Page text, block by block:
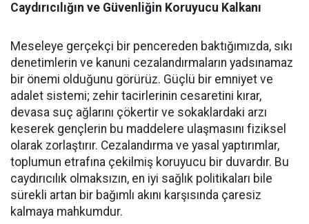
Caydırıcılığın ve Güvenliğin Koruyucu Kalkanı
​Meseleye gerçekçi bir pencereden baktığımızda, sıkı
denetimlerin ve kanuni cezalandırmaların yadsınamaz
bir önemi olduğunu görürüz. Güçlü bir emniyet ve
adalet sistemi; zehir tacirlerinin cesaretini kırar,
devasa suç ağlarını çökertir ve sokaklardaki arzı
keserek gençlerin bu maddelere ulaşmasını fiziksel
olarak zorlaştırır. Cezalandırma ve yasal yaptırımlar,
toplumun etrafına çekilmiş koruyucu bir duvardır. Bu
caydırıcılık olmaksızın, en iyi sağlık politikaları bile
sürekli artan bir bağımlı akını karşısında çaresiz
kalmaya mahkumdur.